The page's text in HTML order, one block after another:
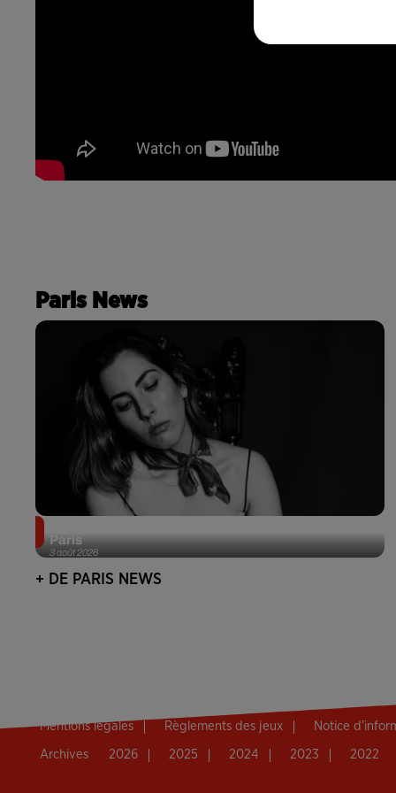
Paris News
3 août 2026
Paris
+ DE PARIS NEWS
Mentions légales Règlements des jeux Notice
Archives 2026 2025 2024 2023 2022